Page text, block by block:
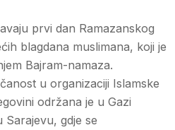
prvi dan Ramazanskog
blagdana muslimana, koji je
Bajram-namaza.
u organizaciji Islamske
održana je u Gazi
Sarajevu, gdje se